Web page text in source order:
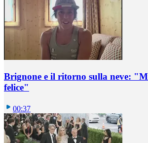
Brignone e il ritorno sulla neve:
felice"
00:37